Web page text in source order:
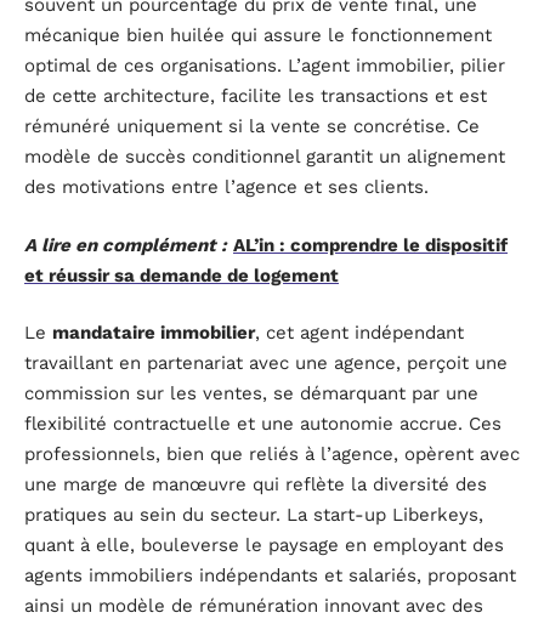
souvent un pourcentage du prix de vente final, une
mécanique bien huilée qui assure le fonctionnement
optimal de ces organisations. L’agent immobilier, pilier
de cette architecture, facilite les transactions et est
rémunéré uniquement si la vente se concrétise. Ce
modèle de succès conditionnel garantit un alignement
des motivations entre l’agence et ses clients.
A lire en complément : AL’in : comprendre le dispositif
et réussir sa demande de logement
Le mandataire immobilier, cet agent indépendant
travaillant en partenariat avec une agence, perçoit une
commission sur les ventes, se démarquant par une
flexibilité contractuelle et une autonomie accrue. Ces
professionnels, bien que reliés à l’agence, opèrent avec
une marge de manœuvre qui reflète la diversité des
pratiques au sein du secteur. La start-up Liberkeys,
quant à elle, bouleverse le paysage en employant des
agents immobiliers indépendants et salariés, proposant
ainsi un modèle de rémunération innovant avec des